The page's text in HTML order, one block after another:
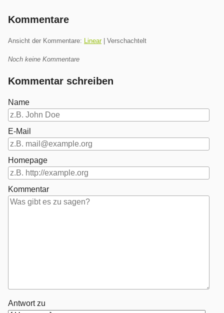
Kommentare
Ansicht der Kommentare: Linear| Verschachtelt
Noch keine Kommentare
Kommentar schreiben
Name
E-Mail
Homepage
Kommentar
Antwort zu